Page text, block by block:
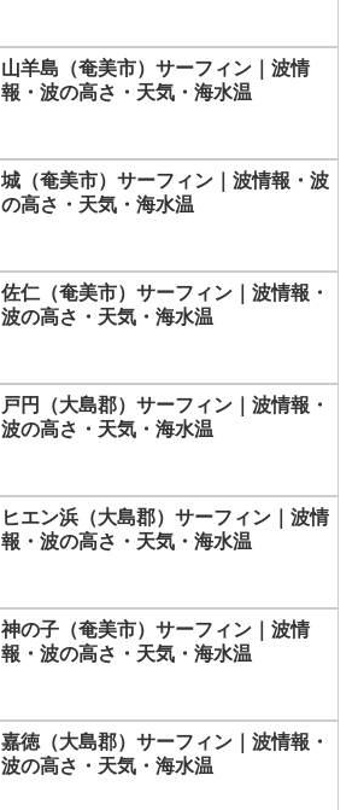
山羊島（奄美市）サーフィン｜波情
報・波の高さ・天気・海水温
城（奄美市）サーフィン｜波情報・波
の高さ・天気・海水温
佐仁（奄美市）サーフィン｜波情報・
波の高さ・天気・海水温
戸円（大島郡）サーフィン｜波情報・
波の高さ・天気・海水温
ヒエン浜（大島郡）サーフィン｜波情
報・波の高さ・天気・海水温
神の子（奄美市）サーフィン｜波情
報・波の高さ・天気・海水温
嘉徳（大島郡）サーフィン｜波情報・
波の高さ・天気・海水温